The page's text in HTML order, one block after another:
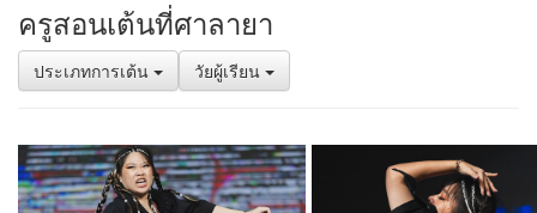
ครูสอนเต้นที่ศาลายา
ประเภทการเต้น วัยผู้เรียน